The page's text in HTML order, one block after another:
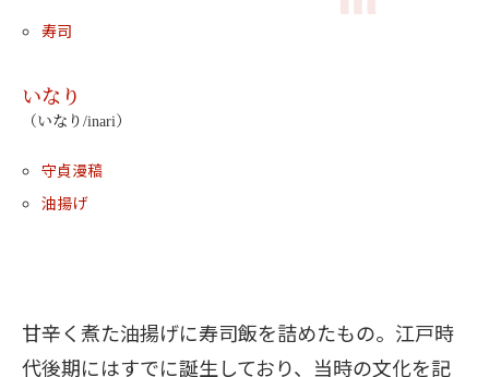
寿司
いなり
（いなり/inari）
守貞漫稿
油揚げ
甘辛く煮た油揚げに寿司飯を詰めたもの。江戸時
代後期にはすでに誕生しており、当時の文化を記